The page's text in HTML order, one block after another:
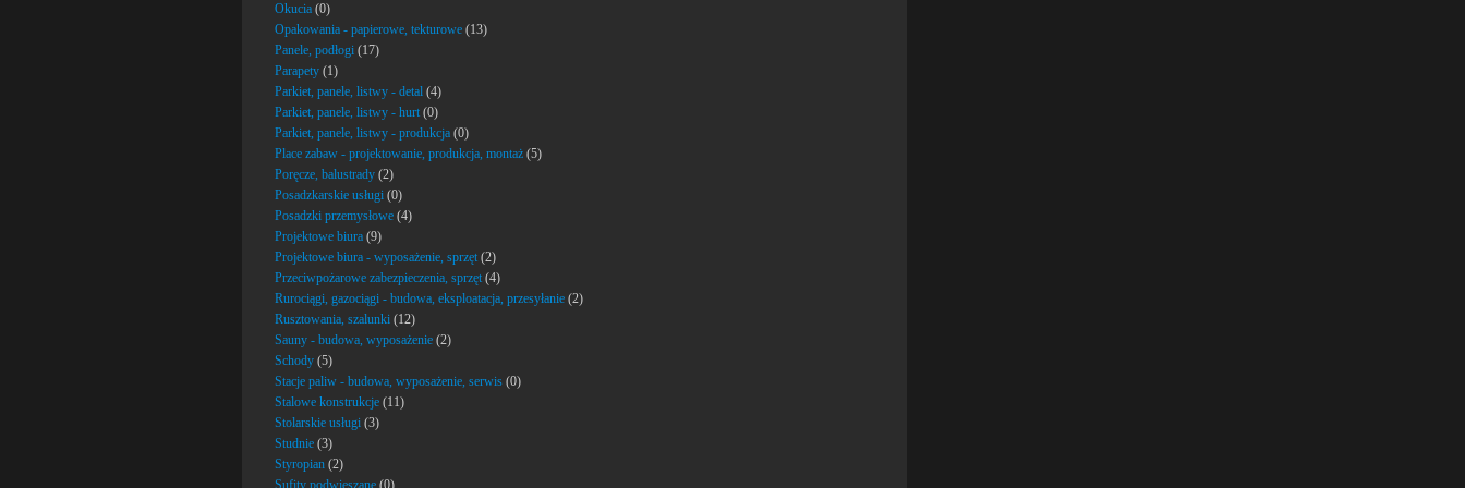
Okucia (0)
Opakowania - papierowe, tekturowe (13)
Panele, podłogi (17)
Parapety (1)
Parkiet, panele, listwy - detal (4)
Parkiet, panele, listwy - hurt (0)
Parkiet, panele, listwy - produkcja (0)
Place zabaw - projektowanie, produkcja, montaż (5)
Poręcze, balustrady (2)
Posadzkarskie usługi (0)
Posadzki przemysłowe (4)
Projektowe biura (9)
Projektowe biura - wyposażenie, sprzęt (2)
Przeciwpożarowe zabezpieczenia, sprzęt (4)
Rurociągi, gazociągi - budowa, eksploatacja, przesyłanie (2)
Rusztowania, szalunki (12)
Sauny - budowa, wyposażenie (2)
Schody (5)
Stacje paliw - budowa, wyposażenie, serwis (0)
Stalowe konstrukcje (11)
Stolarskie usługi (3)
Studnie (3)
Styropian (2)
Sufity podwieszane (0)